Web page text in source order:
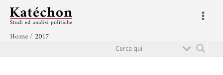
contenuto
Main
Home 2017